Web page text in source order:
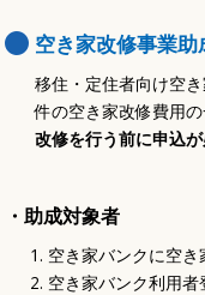
空き家改修事業助
移住・定住者向け空
件の空き家改修費用の
改修を行う前に申込が
・助成対象者
空き家バンクに空き
空き家バンク利用